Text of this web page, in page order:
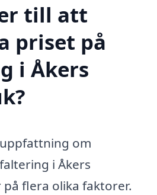
till att
priset på
i Åkers
om
i Åkers
flera olika faktorer.